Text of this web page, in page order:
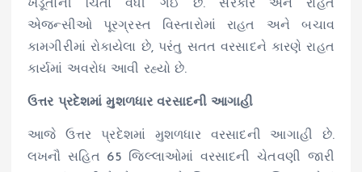
ખેડૂતોની ચિંતા વધી ગઈ છે. સરકાર અને રાહત
એજન્સીઓ પૂરગ્રસ્ત વિસ્તારોમાં રાહત અને બચાવ
કામગીરીમાં રોકાયેલા છે, પરંતુ સતત વરસાદને કારણે રાહત
કાર્યમાં અવરોધ આવી રહ્યો છે.
ઉત્તર પ્રદેશમાં મુશળધાર વરસાદની આગાહી
આજે ઉત્તર પ્રદેશમાં મુશળધાર વરસાદની આગાહી છે.
લખનૌ સહિત 65 જિલ્લાઓમાં વરસાદની ચેતવણી જારી